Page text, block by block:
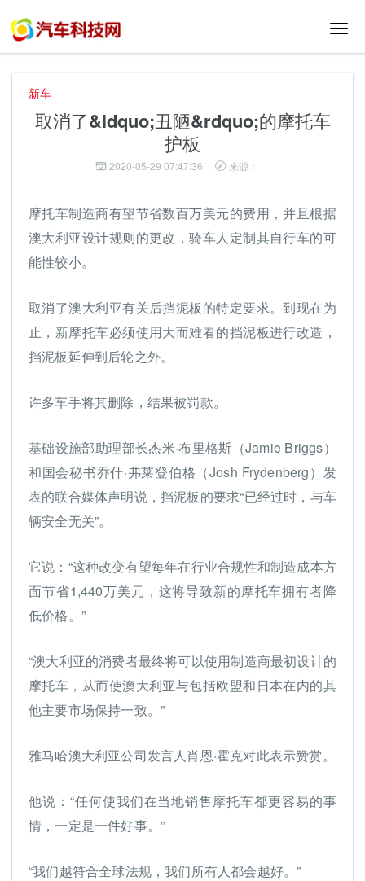
切
新车
取消了&ldquo;丑陋&rdquo;的摩托车
护板
2020-05-29 07:47:36 来源：
摩托车制造商有望节省数百万美元的费用，并且根据
澳大利亚设计规则的更改，骑车人定制其自行车的可
能性较小。
取消了澳大利亚有关后挡泥板的特定要求。到现在为
止，新摩托车必须使用大而难看的挡泥板进行改造，
挡泥板延伸到后轮之外。
许多车手将其删除，结果被罚款。
基础设施部助理部长杰米·布里格斯（Jamie Briggs）
和国会秘书乔什·弗莱登伯格（Josh Frydenberg）发
表的联合媒体声明说，挡泥板的要求“已经过时，与车
辆安全无关”。
它说：“这种改变有望每年在行业合规性和制造成本方
面节省1,440万美元，这将导致新的摩托车拥有者降
低价格。”
“澳大利亚的消费者最终将可以使用制造商最初设计的
摩托车，从而使澳大利亚与包括欧盟和日本在内的其
他主要市场保持一致。”
雅马哈澳大利亚公司发言人肖恩·霍克对此表示赞赏。
他说：“任何使我们在当地销售摩托车都更容易的事
情，一定是一件好事。”
“我们越符合全球法规，我们所有人都会越好。”